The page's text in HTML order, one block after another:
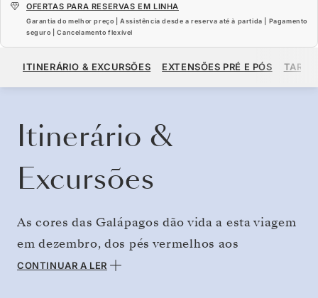
OFERTAS PARA RESERVAS EM LINHA
Garantia do melhor preço | Assistência desde a reserva até à partida | Pagamento
seguro | Cancelamento flexível
A PARTIR DE US$ 23.300
ITINERÁRIO & EXCURSÕES EXTENSÕES PRÉ E PÓS
Itinerário &
Excursões
As cores das Galápagos dão vida a esta viagem
em dezembro, dos pés vermelhos aos
flamingos cor-de-rosa às verdejantes terras
CONTINUAR A LER